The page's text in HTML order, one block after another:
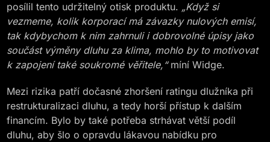
posílil tento udržitelný otisk produktu. „Když si
vezmeme, kolik korporací má závazky nulových emisí,
tak kdybychom k nim zahrnuli i dobrovolné úpisy jako
součást výměny dluhu za klima, mohlo by to motivovat
k zapojení také soukromé věřitele,“míní Widge.
Mezi rizika patří dočasné zhoršení ratingu dlužníka při
restrukturalizaci dluhu, a tedy horší přístup k dalším
financím. Bylo by také potřeba strhávat větší podíl
dluhu, aby šlo o opravdu lákavou nabídku pro